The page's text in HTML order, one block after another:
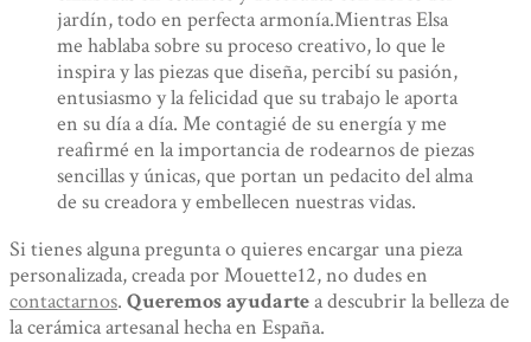
jardín, todo en perfecta armonía.Mientras Elsa
me hablaba sobre su proceso creativo, lo que le
inspira y las piezas que diseña, percibí su pasión,
entusiasmo y la felicidad que su trabajo le aporta
en su día a día. Me contagié de su energía y me
reafirmé en la importancia de rodearnos de piezas
sencillas y únicas, que portan un pedacito del alma
de su creadora y embellecen nuestras vidas.
Si tienes alguna pregunta o quieres encargar una pieza
personalizada, creada por Mouette12, no dudes en
contactarnos. Queremos ayudartea descubrir la belleza de
la cerámica artesanal hecha en España.